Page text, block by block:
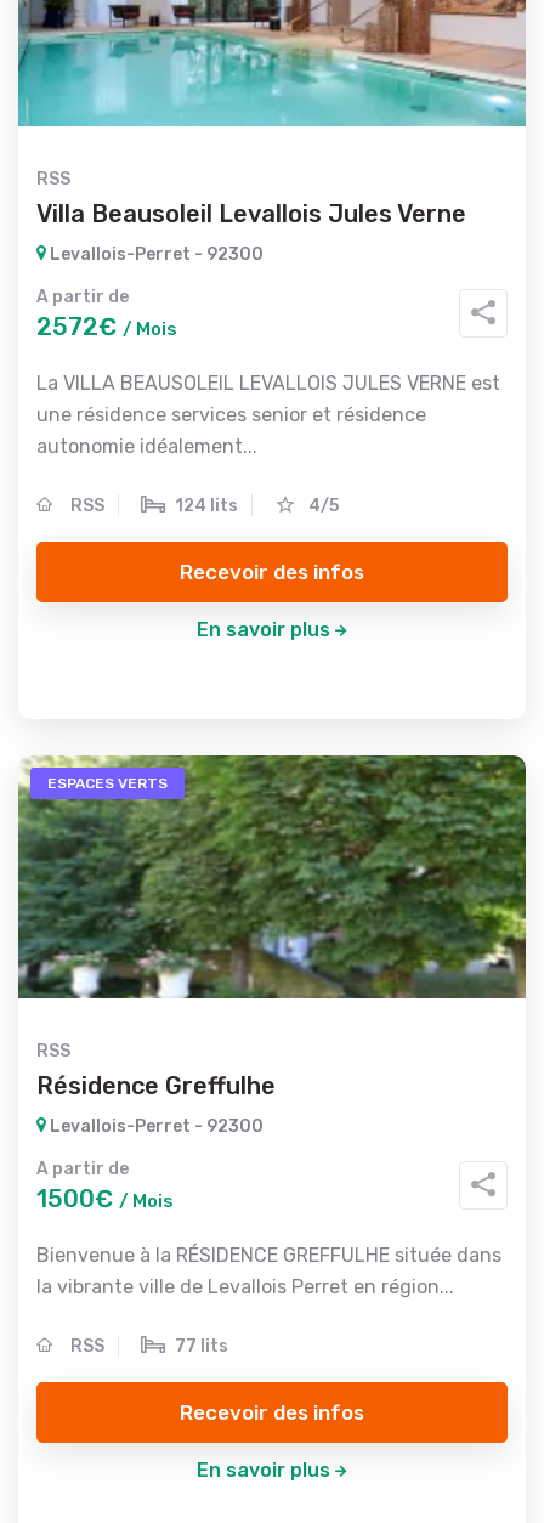
RSS
Villa Beausoleil Levallois Jules Verne
Levallois-Perret - 92300
A partir de
2572€ / Mois
La VILLA BEAUSOLEIL LEVALLOIS JULES VERNE est
une résidence services senior et résidence
autonomie idéalement...
RSS 124 lits 4/5
Recevoir des infos
En savoir plus
ESPACES VERTS
RSS
Résidence Greffulhe
Levallois-Perret - 92300
A partir de
1500€ / Mois
Bienvenue à la RÉSIDENCE GREFFULHE située dans
la vibrante ville de Levallois Perret en région...
RSS 77 lits
Recevoir des infos
En savoir plus